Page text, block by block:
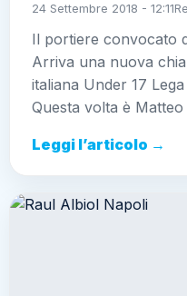
24 Settembre 2018 - 12:11
Il portiere convocato
Arriva una nuova
italiana Under 17
Questa volta è
Leggi l’articolo →